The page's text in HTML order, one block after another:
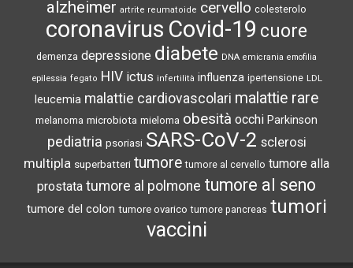
alzheimer artrite reumatoide cervello colesterolo
coronavirus Covid-19 cuore
demenza depressione diabete DNA emicrania emofilia
epilessia fegato HIV ictus infertilità influenza ipertensione LDL
leucemia malattie cardiovascolari malattie rare
melanoma microbiota mieloma obesità occhi Parkinson
pediatria psoriasi SARS-CoV-2 sclerosi
multipla superbatteri tumore tumore al cervello tumore alla
prostata tumore al polmone tumore al seno
tumore del colon tumore ovarico tumore pancreas tumori
vaccini